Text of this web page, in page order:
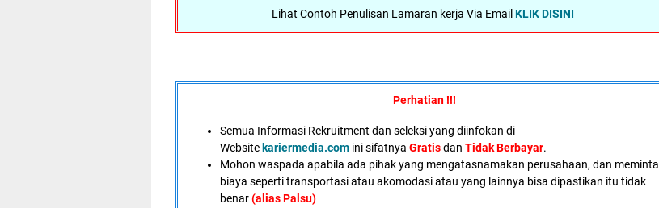
Lihat Contoh Penulisan Lamaran kerja Via Email KLIK DISINI
Perhatian !!!
Semua Informasi Rekruitment dan seleksi yang diinfokan di
Website kariermedia.com ini sifatnya Gratisdan Tidak Berbayar.
Mohon waspada apabila ada pihak yang mengatasnamakan perusahaan, dan meminta
biaya seperti transportasi atau akomodasi atau yang lainnya bisa dipastikan itu tidak
benar(alias Palsu)